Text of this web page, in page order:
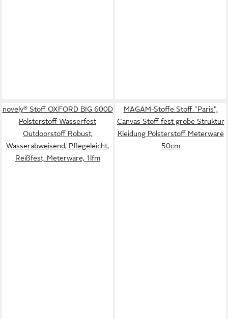
novely® Stoff OXFORD BIG 600D
Polsterstoff Wasserfest
Outdoorstoff Robust,
Wasserabweisend, Pflegeleicht,
Reißfest, Meterware, 1lfm
MAGAM-Stoffe Stoff "Paris",
Canvas Stoff fest grobe Struktur
Kleidung Polsterstoff Meterware
50cm